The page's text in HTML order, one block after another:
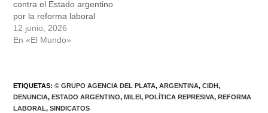
contra el Estado argentino
por la reforma laboral
12 junio, 2026
En «El Mundo»
ETIQUETAS:© GRUPO AGENCIA DEL PLATA, ARGENTINA, CIDH,
DENUNCIA, ESTADO ARGENTINO, MILEI, POLÍTICA REPRESIVA, REFORMA
LABORAL, SINDICATOS